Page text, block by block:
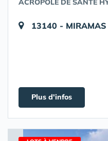
ACROPOLE DE SANTÉ
13140 - MIRAMAS
Plus d'infos